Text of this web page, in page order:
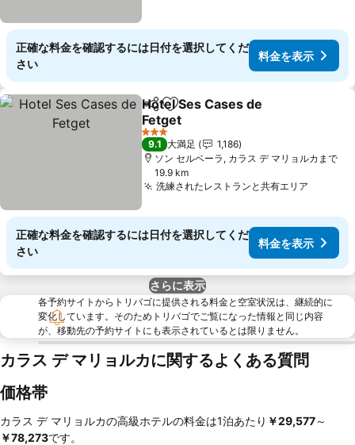
正確な料金を確認するには日付を選択してくだ
さい
料金を表示
シェアお気に入りに追加
Hotel Ses Cases de
Fetget
料金を表示
3 ホテルのランク
9.1 大満足
1,186
ソン セルベーラ, カラス デ マリョルカまで
19.9 km
洗練されたレストランと共有エリア
正確な料金を確認するには日付を選択してくだ
さい
料金を表示
さらに表示
各予約サイトからトリバゴに提供される料金と空室状況は、継続的に
変化しています。そのためトリバゴでご覧になった情報と同じ内容
が、移動先の予約サイトにも表示されているとは限りません。
カラス デ マリョルカに関するよくある質問
価格帯
カラス デ マリョルカの高級ホテルの料金は1泊あたり ‎￥29,577～
￥78,273です。